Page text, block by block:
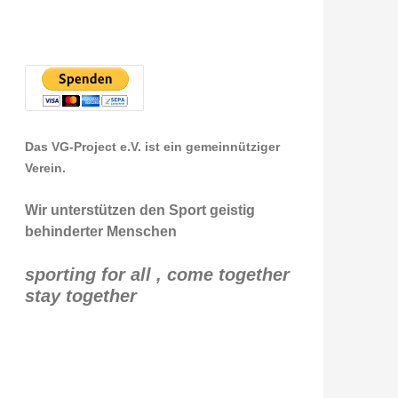
Das VG-Project e.V. ist ein gemeinnütziger
Verein.
Wir unterstützen den Sport geistig
behinderter Menschen
sporting for all , come together
stay together